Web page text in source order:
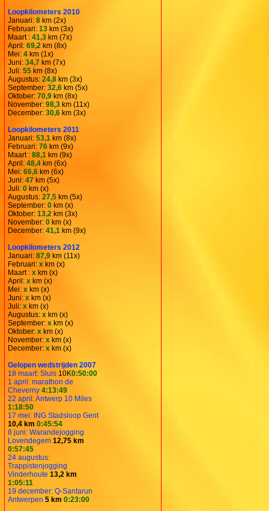
Loopkilometers 2010
Januari: 8 km (2x)
Februari: 13 km (3x)
Maart : 41,3 km (7x)
April: 69,2 km (8x)
Mei: 4 km (1x)
Juni: 34,7 km (7x)
Juli: 55 km (8x)
Augustus: 24,8 km (3x)
September: 32,6 km (5x)
Oktober: 70,9 km (8x)
November: 98,3 km (11x)
December: 30,6 km (3x)
Loopkilometers 2011
Januari: 53,1 km (8x)
Februari: 76 km (9x)
Maart : 88,1 km (9x)
April: 48,4 km (6x)
Mei: 66,6 km (6x)
Juni: 47 km (5x)
Juli: 0 km (x)
Augustus: 27,5 km (5x)
September: 0 km (x)
Oktober: 13,2 km (3x)
November: 0 km (x)
December: 41,1 km (9x)
Loopkilometers 2012
Januari: 87,9 km (11x)
Februari: x km (x)
Maart : x km (x)
April: x km (x)
Mei: x km (x)
Juni: x km (x)
Juli: x km (x)
Augustus: x km (x)
September: x km (x)
Oktober: x km (x)
November: x km (x)
December: x km (x)
Gelopen wedstrijden 2007
18 maart: Sluis 10K0:50:00
1 april: marathon de
Cheverny 4:13:49
22 april: Antwerp 10 Miles
1:18:50
17 mei: ING Stadsloop Gent
10,4 km 0:45:54
8 juni: Warandejogging
Lovendegem 12,75 km
0:57:45
24 augustus:
Trappistenjogging
Vinderhoute 13,2 km
1:05:11
19 december: Q-Santarun
Antwerpen 5 km 0:23:00